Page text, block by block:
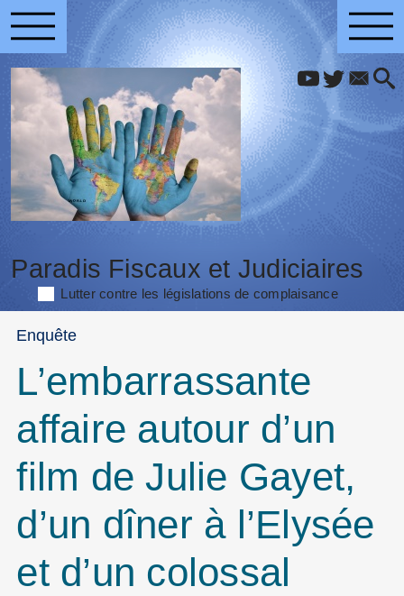
Paradis Fiscaux et Judiciaires
Lutter contre les législations de complaisance
Enquête
L’embarrassante
affaire autour d’un
film de Julie Gayet,
d’un dîner à l’Elysée
et d’un colossal